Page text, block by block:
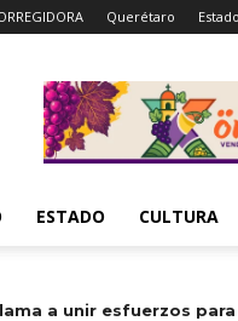
Querétaro Estado
ESTADO CULTURA
a unir esfuerzos